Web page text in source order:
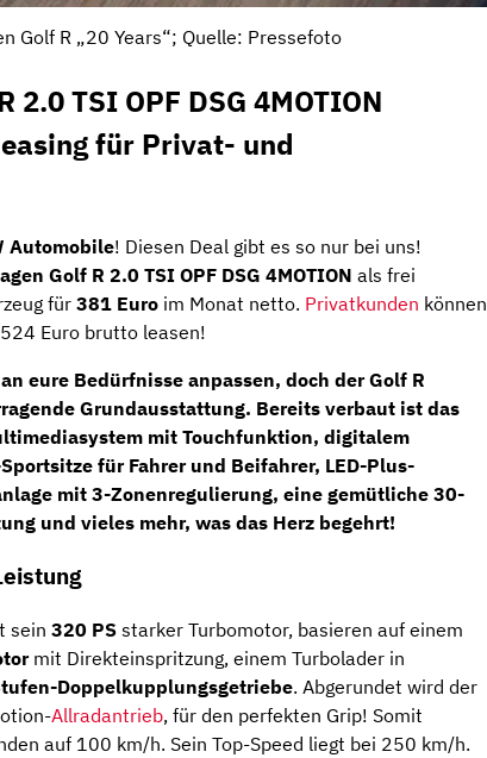
Golf R „20 Years“; Quelle: Pressefoto
2.0 TSI OPF DSG 4MOTION
für Privat- und
Automobile! Diesen Deal gibt es so nur bei uns!
Golf R 2.0 TSI OPF DSG 4MOTION als frei
für 381 Euro im Monat netto. Privatkunden können
Euro brutto leasen!
eure Bedürfnisse anpassen, doch der Golf R
Grundausstattung. Bereits verbaut ist das
mit Touchfunktion, digitalem
für Fahrer und Beifahrer, LED-Plus-
mit 3-Zonenregulierung, eine gemütliche 30-
und vieles mehr, was das Herz begehrt!
sein 320 PS starker Turbomotor, basieren auf einem
mit Direkteinspritzung, einem Turbolader in
Doppelkupplungsgetriebe. Abgerundet wird der
Allradantrieb, für den perfekten Grip! Somit
auf 100 km/h. Sein Top-Speed liegt bei 250 km/h.